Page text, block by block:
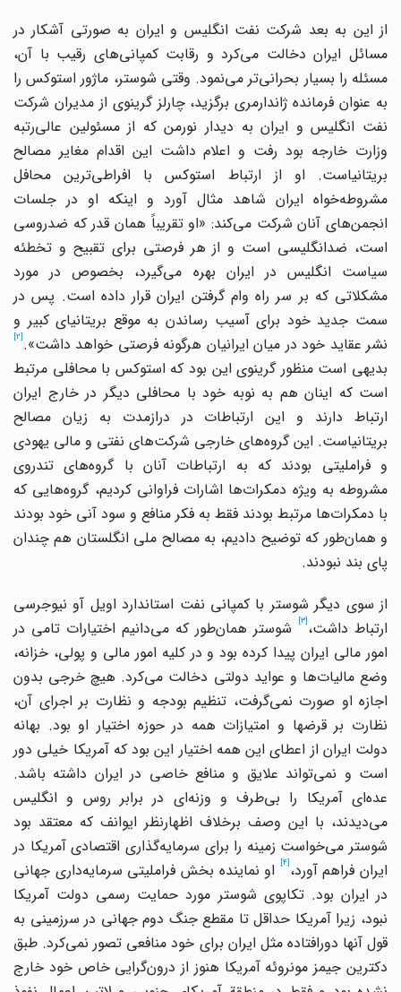
از این به بعد شرکت نفت انگلیس و ایران به صورتی آشکار در
مسائل ایران دخالت می‌کرد و رقابت کمپانی‌های رقیب با آن،
مسئله را بسیار بحرانی‌تر می‌نمود. وقتی شوستر، ماژور استوکس را
به عنوان فرمانده ژاندارمری برگزید، چارلز گرینوی از مدیران شرکت
نفت انگلیس و ایران به دیدار نورمن که از مسئولین عالی‌رتبه
وزارت خارجه بود رفت و اعلام داشت این اقدام مغایر مصالح
بریتانیاست. او از ارتباط استوکس با افراطی‌ترین محافل
مشروطه‌خواه ایران شاهد مثال آورد و اینکه او در جلسات
انجمن‌های آنان شرکت می‌کند: «او تقریباً همان قدر که ضدروسی
است، ضدانگلیسی است و از هر فرصتی برای تقبیح و تخطئه
سیاست انگلیس در ایران بهره می‌گیرد، بخصوص در مورد
مشکلاتی که بر سر راه وام گرفتن ایران قرار داده است. پس در
سمت جدید خود برای آسیب رساندن به موقع بریتانیای کبیر و
نشر عقاید خود در میان ایرانیان هر‌گونه فرصتی خواهد داشت».
بدیهی است منظور گرینوی این بود که استوکس با محافلی مرتبط
است که اینان هم به نوبه خود با محافلی دیگر در خارج ایران
ارتباط دارند و این ارتباطات در درازمدت به زیان مصالح
بریتانیاست. این گروه‌های خارجی شرکت‌های نفتی و مالی یهودی
و فراملیتی بودند که به ارتباطات آنان با گروه‌های تندروی
مشروطه به ویژه دمکرات‌ها اشارات فراوانی کردیم، گروه‌هایی که
با دمکرات‌ها مرتبط بودند فقط به فکر منافع و سود آنی خود بودند
و همان‌طور که توضیح دادیم، به مصالح ملی انگلستان هم چندان
پای بند نبودند.
از سوی دیگر شوستر با کمپانی نفت استاندارد اویل آو نیوجرسی
ارتباط داشت، شوستر همان‌طور که می‌دانیم اختیارات تامی در
امور مالی ایران پیدا کرده بود و در کلیه امور مالی و پولی، خزانه،
وضع مالیات‌ها و عواید دولتی دخالت می‌کرد. هیچ خرجی بدون
اجازه او صورت نمی‌گرفت، تنظیم بودجه و نظارت بر اجرای آن،
نظارت بر قرضها و امتیازات همه در حوزه اختیار او بود. بهانه
دولت ایران از اعطای این همه اختیار این بود که آمریکا خیلی دور
است و نمی‌تواند علایق و منافع خاصی در ایران داشته باشد.
عده‌ای آمریکا را بی‌طرف و وزنه‌ای در برابر روس و انگلیس
می‌دیدند، با این وصف بر‌خلاف اظهار‌نظر ایوانف که معتقد بود
شوستر می‌خواست زمینه را برای سرمایه‌گذاری اقتصادی آمریکا در
ایران فراهم آورد، او نماینده بخش فراملیتی سرمایه‌داری جهانی
در ایران بود. تکاپوی شوستر مورد حمایت رسمی دولت آمریکا
نبود، زیرا آمریکا حداقل تا مقطع جنگ دوم جهانی در سرزمینی به
قول آنها دورافتاده مثل ایران برای خود منافعی تصور نمی‌کرد. طبق
دکترین جیمز مونروئه آمریکا هنوز از درون‌گرایی خاص خود خارج